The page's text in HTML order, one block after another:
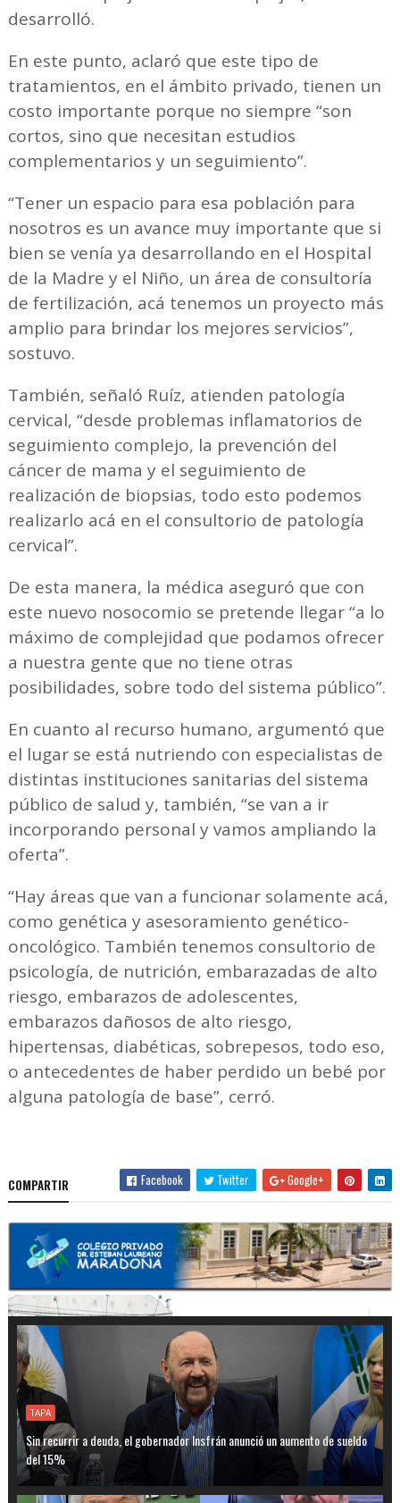
desarrolló.
En este punto, aclaró que este tipo de
tratamientos, en el ámbito privado, tienen un
costo importante porque no siempre “son
cortos, sino que necesitan estudios
complementarios y un seguimiento”.
“Tener un espacio para esa población para
nosotros es un avance muy importante que si
bien se venía ya desarrollando en el Hospital
de la Madre y el Niño, un área de consultoría
de fertilización, acá tenemos un proyecto más
amplio para brindar los mejores servicios”,
sostuvo.
También, señaló Ruíz, atienden patología
cervical, “desde problemas inflamatorios de
seguimiento complejo, la prevención del
cáncer de mama y el seguimiento de
realización de biopsias, todo esto podemos
realizarlo acá en el consultorio de patología
cervical”.
De esta manera, la médica aseguró que con
este nuevo nosocomio se pretende llegar “a lo
máximo de complejidad que podamos ofrecer
a nuestra gente que no tiene otras
posibilidades, sobre todo del sistema público”.
En cuanto al recurso humano, argumentó que
el lugar se está nutriendo con especialistas de
distintas instituciones sanitarias del sistema
público de salud y, también, “se van a ir
incorporando personal y vamos ampliando la
oferta”.
“Hay áreas que van a funcionar solamente acá,
como genética y asesoramiento genético-
oncológico. También tenemos consultorio de
psicología, de nutrición, embarazadas de alto
riesgo, embarazos de adolescentes,
embarazos dañosos de alto riesgo,
hipertensas, diabéticas, sobrepesos, todo eso,
o antecedentes de haber perdido un bebé por
alguna patología de base”, cerró.
COMPARTIR Facebook Twitter Google+
TAPA
Sin recurrir a deuda, el gobernador Insfrán anunció un aumento de sueldo
del 15%